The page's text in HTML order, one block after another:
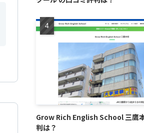
Grow Rich English School 三鷹
判は？